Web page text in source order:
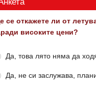
се откажете ли от
високите цени?
Да, това лято няма да
Да, не си заслужава,